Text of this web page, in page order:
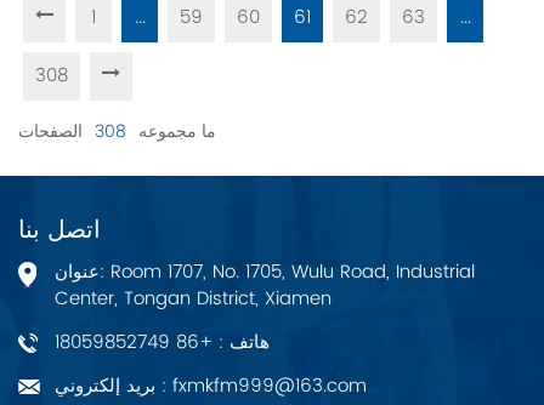
1 ... 59 60 61 62 63
...
308
ما مجموعه 308 الصفحات
اتصل بنا
عنوان: Room 1707, No. 1705, Wulu Road, Industrial
Center, Tongan District, Xiamen
هاتف : +86 18059852749
بريد إلكتروني : fxmkfm999@163.com